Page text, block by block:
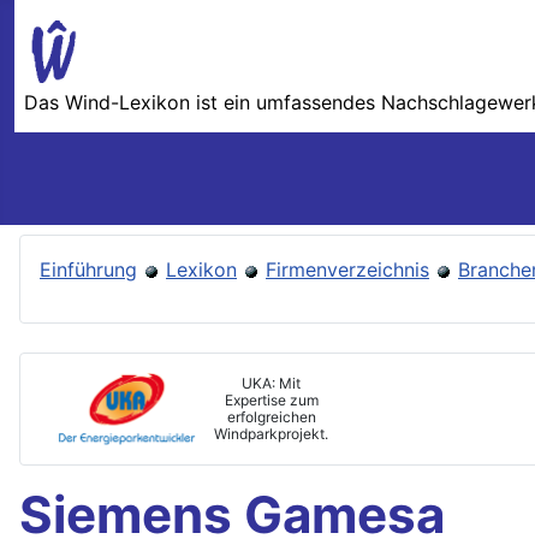
Das Wind-Lexikon ist ein umfassendes
Einführung Lexikon Firmenverzeichnis
UKA: Mit
Expertise zum
erfolgreichen
Windparkprojekt.
Siemens Gamesa